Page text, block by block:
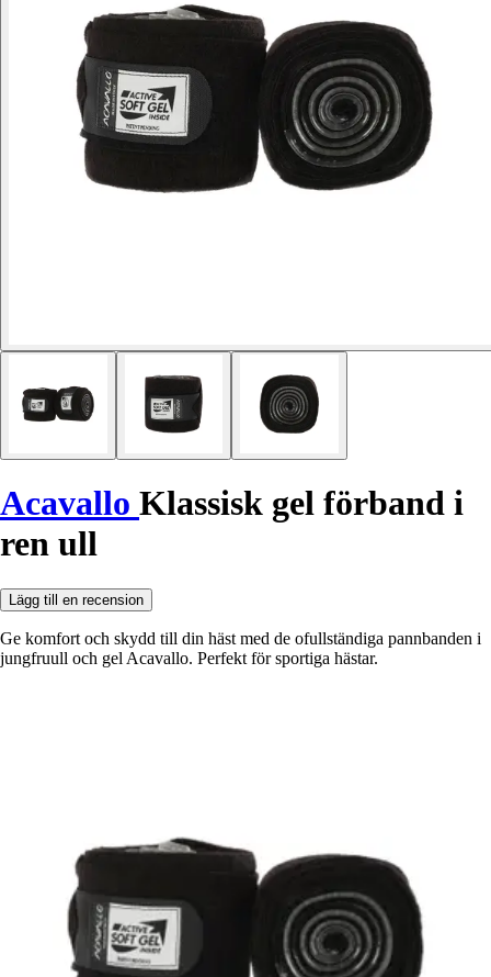
Acavallo Klassisk gel förband i
ren ull
Lägg till en recension
Ge komfort och skydd till din häst med de ofullständiga pannbanden i
jungfruull och gel Acavallo. Perfekt för sportiga hästar.